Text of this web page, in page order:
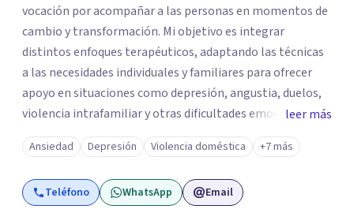
vocación por acompañar a las personas en momentos de
cambio y transformación. Mi objetivo es integrar
distintos enfoques terapéuticos, adaptando las técnicas
a las necesidades individuales y familiares para ofrecer
apoyo en situaciones como depresión, angustia, duelos,
violencia intrafamiliar y otras dificultades emocionales,
tanto a nivel individual, de pareja o familiar. Cuento con
más de 10 años de experiencia profesional en consulta
privada y en diversas instituciones de salud mental,
trabajando con adolescentes, adultos jóvenes, adultos y
leer más
Ansiedad Depresión Violencia doméstica +7 más
Teléfono WhatsApp Email